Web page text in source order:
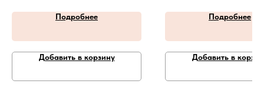
Подробнее
Добавить в корзину
Подробнее
Добавить в